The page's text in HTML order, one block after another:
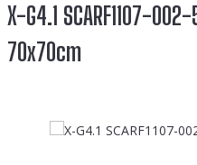
X-G4.1 SCARF1107-
70x70cm
Afbeeldingengalerij overslaan